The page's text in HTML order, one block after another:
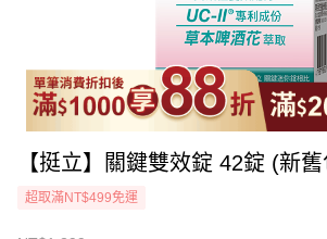
【挺立】關鍵雙效錠 42錠 (新
超取滿NT$499免運